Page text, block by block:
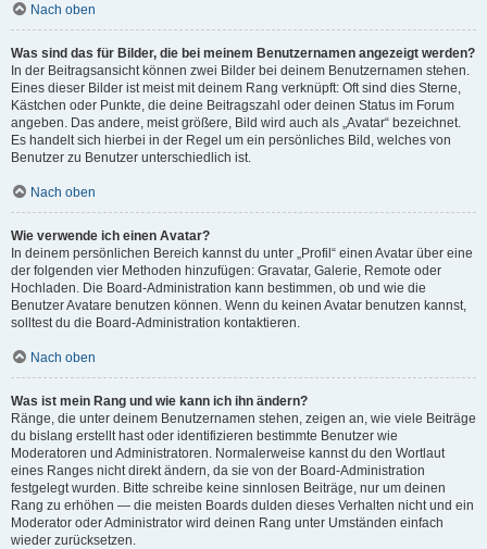
Nach oben
Was sind das für Bilder, die bei meinem Benutzernamen angezeigt werden?
In der Beitragsansicht können zwei Bilder bei deinem Benutzernamen stehen.
Eines dieser Bilder ist meist mit deinem Rang verknüpft: Oft sind dies Sterne,
Kästchen oder Punkte, die deine Beitragszahl oder deinen Status im Forum
angeben. Das andere, meist größere, Bild wird auch als „Avatar“ bezeichnet.
Es handelt sich hierbei in der Regel um ein persönliches Bild, welches von
Benutzer zu Benutzer unterschiedlich ist.
Nach oben
Wie verwende ich einen Avatar?
In deinem persönlichen Bereich kannst du unter „Profil“ einen Avatar über eine
der folgenden vier Methoden hinzufügen: Gravatar, Galerie, Remote oder
Hochladen. Die Board-Administration kann bestimmen, ob und wie die
Benutzer Avatare benutzen können. Wenn du keinen Avatar benutzen kannst,
solltest du die Board-Administration kontaktieren.
Nach oben
Was ist mein Rang und wie kann ich ihn ändern?
Ränge, die unter deinem Benutzernamen stehen, zeigen an, wie viele Beiträge
du bislang erstellt hast oder identifizieren bestimmte Benutzer wie
Moderatoren und Administratoren. Normalerweise kannst du den Wortlaut
eines Ranges nicht direkt ändern, da sie von der Board-Administration
festgelegt wurden. Bitte schreibe keine sinnlosen Beiträge, nur um deinen
Rang zu erhöhen — die meisten Boards dulden dieses Verhalten nicht und ein
Moderator oder Administrator wird deinen Rang unter Umständen einfach
wieder zurücksetzen.